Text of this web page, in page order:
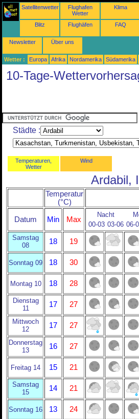
Satellitenwetter
Flughafen
Wetter
Klima
Blitz Flughäfen FAQ
Newsletter Über uns
Wetter : Europa Afrika Nordamerika Südamerika
10-Tage-
Städte :
Temperaturen,
Wetter
Wind
Ardabil,
Temperatur
(°C)
Datum Min Max
Nacht
00-03 03-06 06-
Samstag
08
18 19
Sonntag 09 18 30
Montag 10 18 28
Dienstag
11
17 27
Mittwoch
12
17 27
Donnerstag
13
16 27
Freitag 14 15 21
Samstag
15
14 21
Sonntag 16 13
24